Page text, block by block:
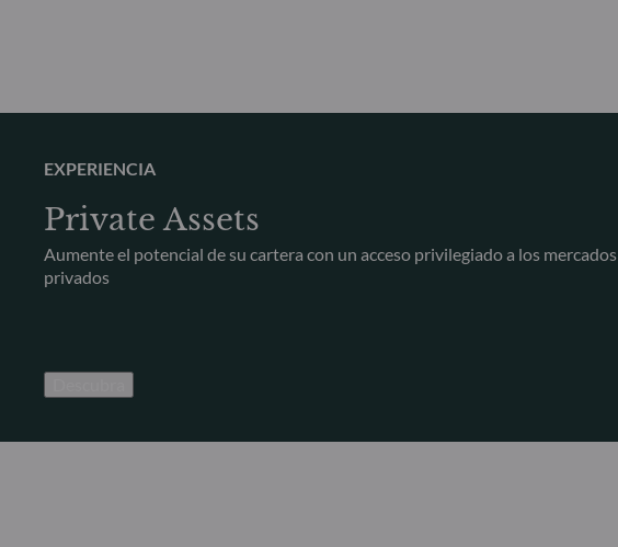
EXPERIENCIA
Private Assets
Aumente el potencial de su cartera con un acceso privilegiado a los mercados
privados